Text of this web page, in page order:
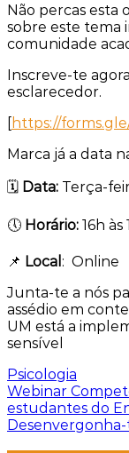
Não percas esta
sobre este tema
comunidade
Inscreve-te
esclarecedor.
[https://
Marca já a data
🗓️ Data: Terça-
🕔 Horário: 16h às
📌 Local : Online
Junta-te a nós
assédio em
UM está a
sensível
Psicologia
Navegação
de
artigos
Webinar
estudantes do
Desenvergonha-